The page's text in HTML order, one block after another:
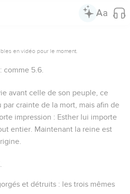
en vidéo pour le moment.
: comme 5.6
avant celle de son peuple, ce
par crainte de la mort, mais afin de
impression : Esther lui importe
entier. Maintenant la reine est
et détruits : les trois mêmes